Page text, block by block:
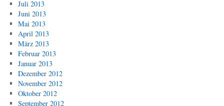
Juli 2013
Juni 2013
Mai 2013
April 2013
März 2013
Februar 2013
Januar 2013
Dezember 2012
November 2012
Oktober 2012
September 2012